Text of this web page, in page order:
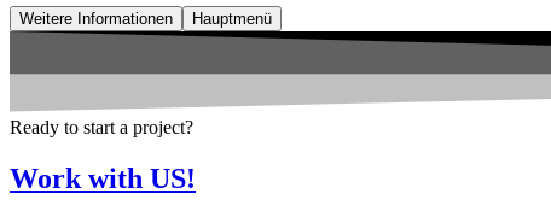
Weitere Informationen Hauptmenü
Ready to start a project?
Work with US!